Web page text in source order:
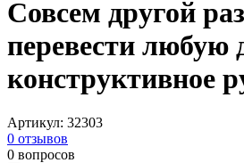
Совсем другой
перевести любую
конструктивное
Артикул: 32303
0 отзывов
0 вопросов